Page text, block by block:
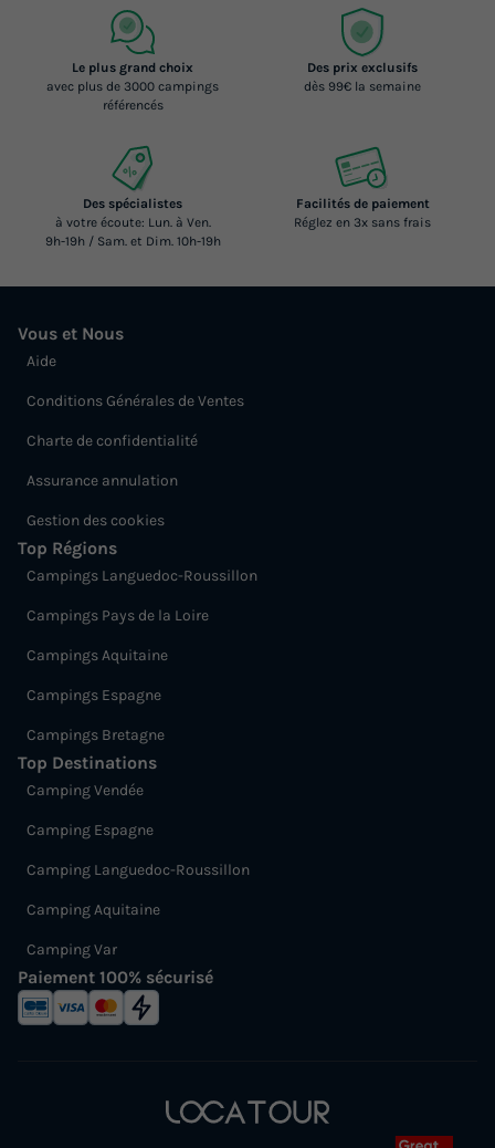
Le plus grand choix
avec plus de 3000 campings
référencés
Des prix exclusifs
dès 99€ la semaine
Des spécialistes
à votre écoute: Lun. à Ven.
9h-19h / Sam. et Dim. 10h-19h
Facilités de paiement
Réglez en 3x sans frais
Vous et Nous
Aide
Conditions Générales de Ventes
Charte de confidentialité
Assurance annulation
Gestion des cookies
Top Régions
Campings Languedoc-Roussillon
Campings Pays de la Loire
Campings Aquitaine
Campings Espagne
Campings Bretagne
Top Destinations
Camping Vendée
Camping Espagne
Camping Languedoc-Roussillon
Camping Aquitaine
Camping Var
Paiement 100% sécurisé